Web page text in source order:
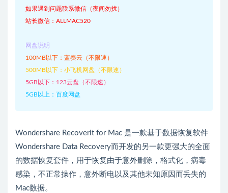
如果遇到问题联系微信（夜间勿扰）
站长微信：ALLMAC520
网盘说明
100MB以下：蓝奏云（不限速）
500MB以下：小飞机网盘（不限速）
5GB以下：123云盘（不限速）
5GB以上：百度网盘
Wondershare Recoverit for Mac 是一款基于数据恢复软件
Wondershare Data Recovery而开发的另一款更强大的全面
的数据恢复套件，用于恢复由于意外删除，格式化，病毒
感染，不正常操作，意外断电以及其他未知原因而丢失的
Mac数据。